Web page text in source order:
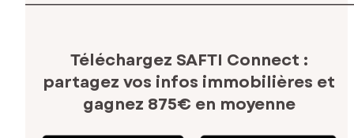
Téléchargez SAFTI Connect :
partagez vos infos immobilières et
gagnez 875€ en moyenne